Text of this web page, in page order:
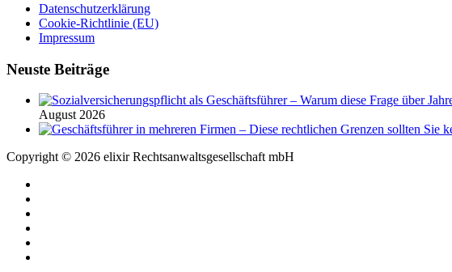
Datenschutzerklärung
Cookie-Richtlinie (EU)
Impressum
Neuste Beiträge
August 2026
Copyright © 2026 elixir Rechtsanwaltsgesellschaft mbH